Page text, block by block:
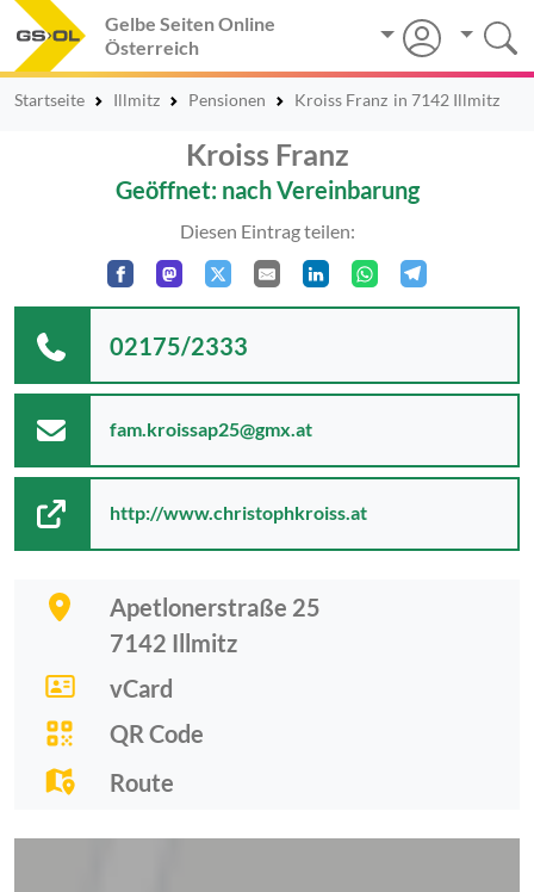
Gelbe Seiten Online
Österreich
Startseite Illmitz Pensionen Kroiss Franz in 7142 Illmitz
Kroiss Franz
Geöffnet: nach Vereinbarung
Diesen Eintrag teilen:
Apetlonerstraße 25
7142 Illmitz
vCard
QR Code
Route
02175/2333
fam.kroissap25@gmx.at
http://www.christophkroiss.at